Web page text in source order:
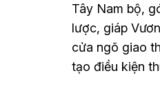
Tây Nam bộ,
lược, giáp
cửa ngõ giao
tạo điều kiện